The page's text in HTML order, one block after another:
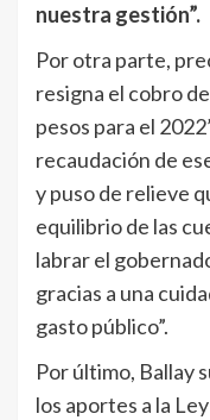
nuestra gestión”.
Por otra parte,
resigna el cobro
pesos para el
recaudación de
y puso de relieve
equilibrio de las
labrar el
gracias a una
gasto público”.
Por último, Ballay
los aportes a la